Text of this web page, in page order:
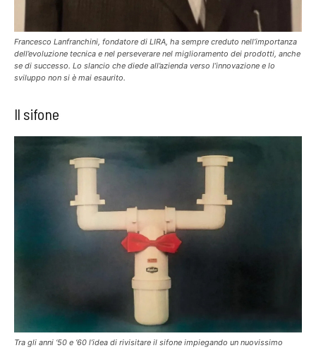
Francesco Lanfranchini, fondatore di LIRA, ha sempre creduto nell’importanza
dell’evoluzione tecnica e nel perseverare nel miglioramento dei prodotti, anche
se di successo. Lo slancio che diede all’azienda verso l’innovazione e lo
sviluppo non si è mai esaurito.
Il sifone
Tra gli anni ‘50 e ‘60 l’idea di rivisitare il sifone impiegando un nuovissimo